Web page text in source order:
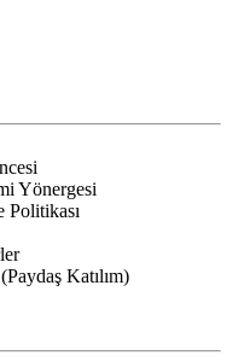
Yönergesi
Katılım)